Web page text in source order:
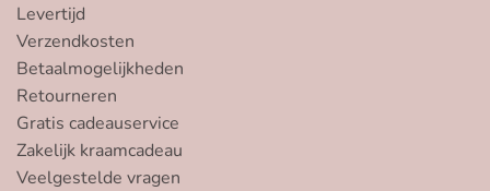
Levertijd
Verzendkosten
Betaalmogelijkheden
Retourneren
Gratis cadeauservice
Zakelijk kraamcadeau
Veelgestelde vragen